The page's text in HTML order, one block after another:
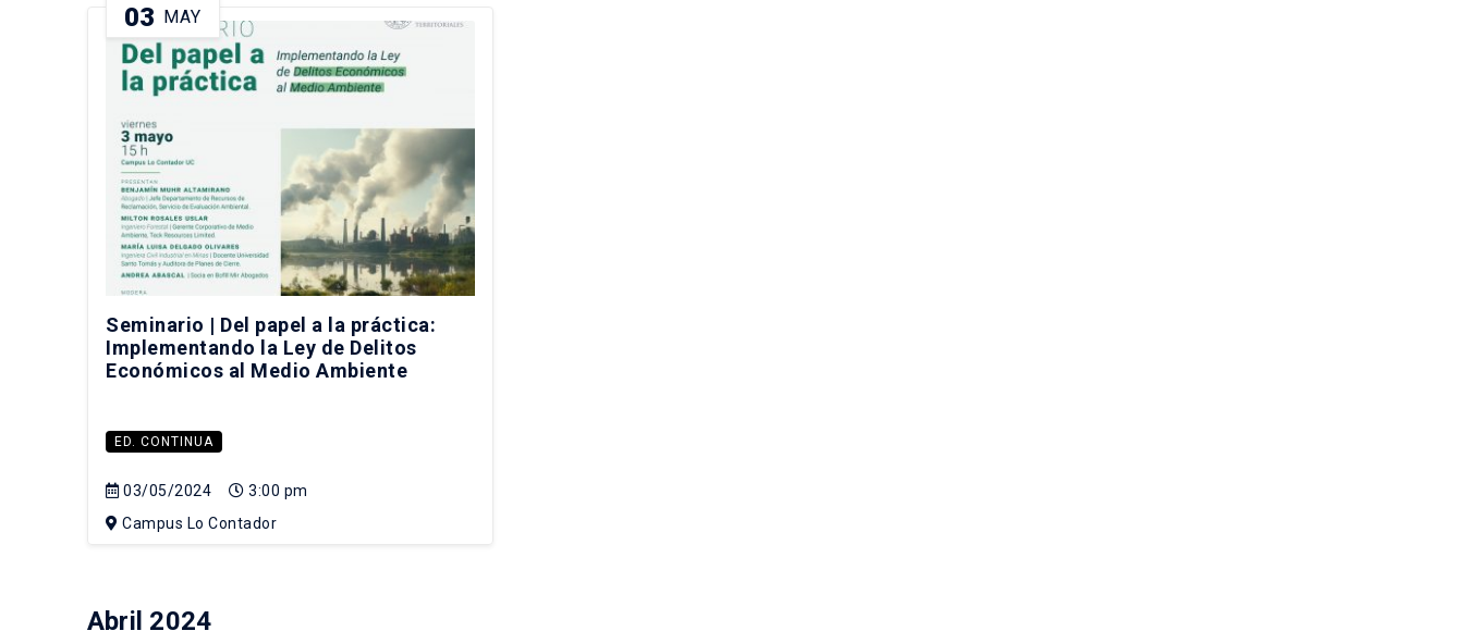
03 MAY
Seminario | Del papel a la práctica:
Implementando la Ley de Delitos
Económicos al Medio Ambiente
ED. CONTINUA
03/05/2024
3:00 pm
Campus Lo Contador
Abril 2024